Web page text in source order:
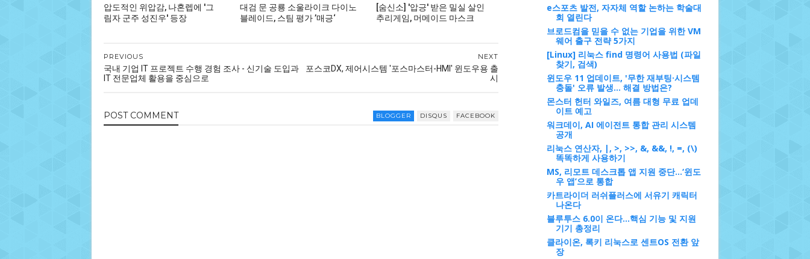
압도적인 위압감, 나혼렙에 '그
림자 군주 성진우' 등장
대검 문 공룡 소울라이크 다이노
블레이드, 스팀 평가 ’매긍‘
[숨신소] '압긍' 받은 밀실 살인
추리게임, 머메이드 마스크
NEXT
포스코DX, 제어시스템 '포스마스터-HMI' 윈도우용 출
시
PREVIOUS
국내 기업 IT 프로젝트 수행 경험 조사 - 신기술 도입과
IT 전문업체 활용을 중심으로
POST COMMENT BLOGGER DISQUS FACEBOOK
e스포츠 발전, 자자체 역할 논하는 학술대
회 열린다
브로드컴을 믿을 수 없는 기업을 위한 VM
웨어 출구 전략 5가지
[Linux] 리눅스 find 명령어 사용법 (파일
찾기, 검색)
윈도우 11 업데이트, '무한 재부팅·시스템
충돌' 오류 발생... 해결 방법은?
몬스터 헌터 와일즈, 여름 대형 무료 업데
이트 예고
워크데이, AI 에이전트 통합 관리 시스템
공개
리눅스 연산자, |, >, >>, &, &&, !, =, (\)
똑똑하게 사용하기
MS, 리모트 데스크톱 앱 지원 중단…‘윈도
우 앱’으로 통합
카트라이더 러쉬플러스에 서유기 캐릭터
나온다
블루투스 6.0이 온다…핵심 기능 및 지원
기기 총정리
클라이온, 록키 리눅스로 센트OS 전환 앞
장